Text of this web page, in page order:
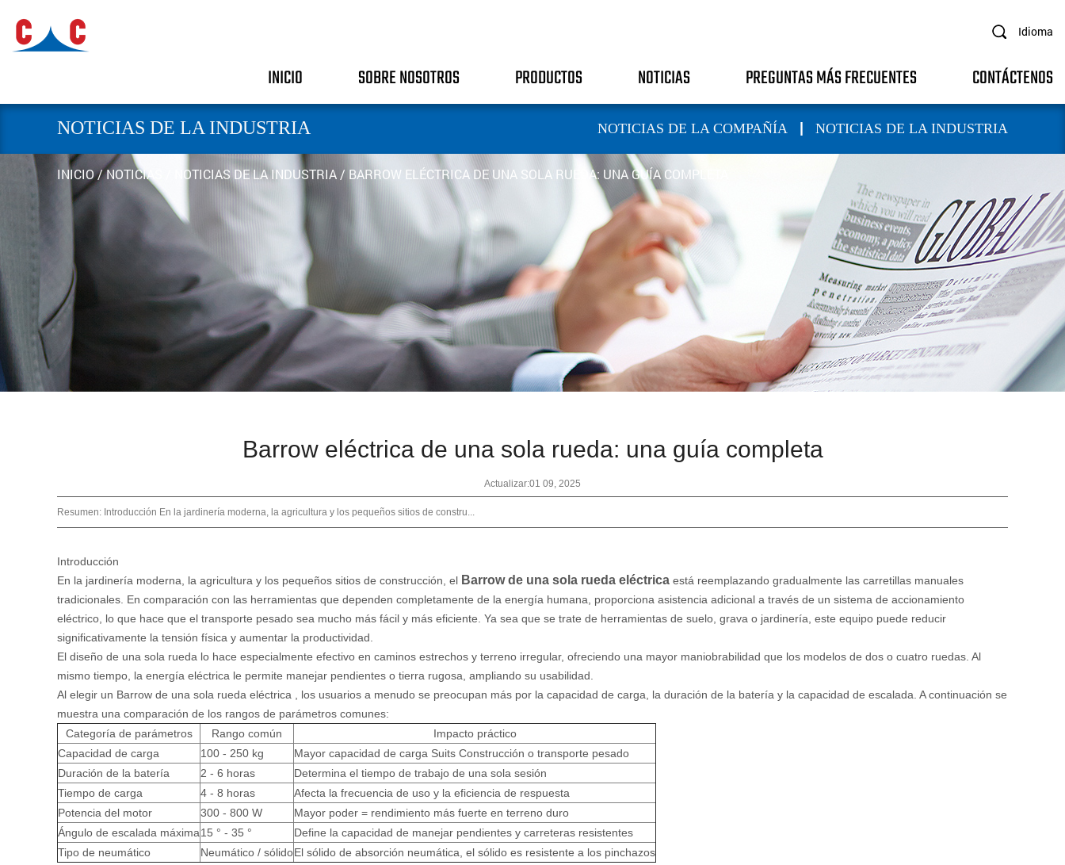
Idioma
INICIO SOBRE NOSOTROS PRODUCTOS NOTICIAS PREGUNTAS MÁS FRECUENTES CONTÁCTENOS
NOTICIAS DE LA INDUSTRIA NOTICIAS DE LA COMPAÑÍA NOTICIAS DE LA INDUSTRIA
INICIO/NOTICIAS NOTICIAS DE LA INDUSTRIA / BARROW ELÉCTRICA DE UNA SOLA RUEDA: UNA GUÍA COMPLETA
Barrow eléctrica de una sola rueda: una guía completa
Actualizar:01 09, 2025
Resumen: Introducción En la jardinería moderna, la agricultura y los pequeños sitios de constru...
Introducción
En la jardinería moderna, la agricultura y los pequeños sitios de construcción, el Barrow de una sola rueda eléctrica está reemplazando gradualmente las carretillas manuales
tradicionales. En comparación con las herramientas que dependen completamente de la energía humana, proporciona asistencia adicional a través de un sistema de accionamiento
eléctrico, lo que hace que el transporte pesado sea mucho más fácil y más eficiente. Ya sea que se trate de herramientas de suelo, grava o jardinería, este equipo puede reducir
significativamente la tensión física y aumentar la productividad.
El diseño de una sola rueda lo hace especialmente efectivo en caminos estrechos y terreno irregular, ofreciendo una mayor maniobrabilidad que los modelos de dos o cuatro ruedas. Al
mismo tiempo, la energía eléctrica le permite manejar pendientes o tierra rugosa, ampliando su usabilidad.
Al elegir un Barrow de una sola rueda eléctrica
, los usuarios a menudo se preocupan más por la capacidad de carga, la duración de la batería y la capacidad de escalada. A continuación se
muestra una comparación de los rangos de parámetros comunes:
Categoría de parámetros
Rango común
Impacto práctico
Capacidad de carga
100 - 250 kg
Mayor capacidad de carga Suits Construcción o transporte pesado
Duración de la batería
2 - 6 horas
Determina el tiempo de trabajo de una sola sesión
Tiempo de carga
4 - 8 horas
Afecta la frecuencia de uso y la eficiencia de respuesta
Potencia del motor
300 - 800 W
Mayor poder = rendimiento más fuerte en terreno duro
Ángulo de escalada máxima15 ° - 35 °
Define la capacidad de manejar pendientes y carreteras resistentes
Tipo de neumático
Neumático / sólidoEl sólido de absorción neumática, el sólido es resistente a los pinchazos